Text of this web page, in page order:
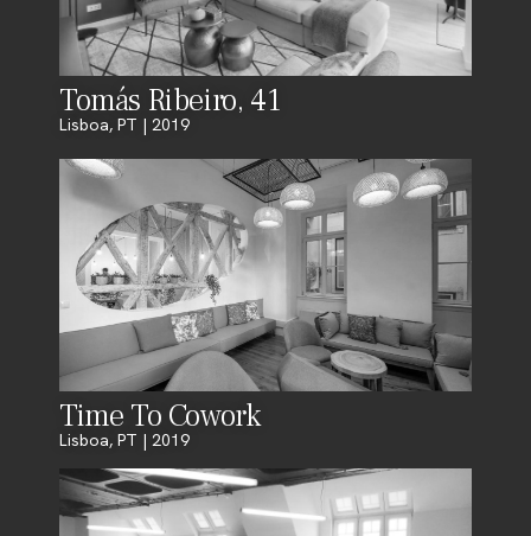
Tomás Ribeiro, 41
Lisboa, PT | 2019
Time To Cowork
Lisboa, PT | 2019